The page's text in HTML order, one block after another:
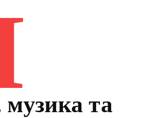
музика та